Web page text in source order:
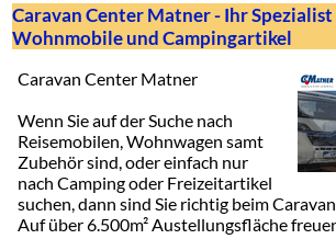
Caravan Center Matner - Ihr
Wohnmobile und Campingartikel
Caravan Center Matner
Wenn Sie auf der Suche nach
Reisemobilen, Wohnwagen samt
Zubehör sind, oder einfach nur
nach Camping oder Freizeitartikel
suchen, dann sind Sie richtig beim
Auf über 6.500m² Austellungsfläche